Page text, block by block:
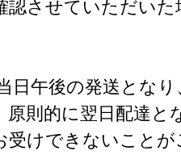
認させていただいた
日午後の発送となり
原則的に翌日配達と
受けできないこと